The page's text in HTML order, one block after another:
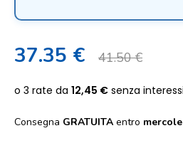
37.35 € 41.50 €
Consegna GRATUITA entro